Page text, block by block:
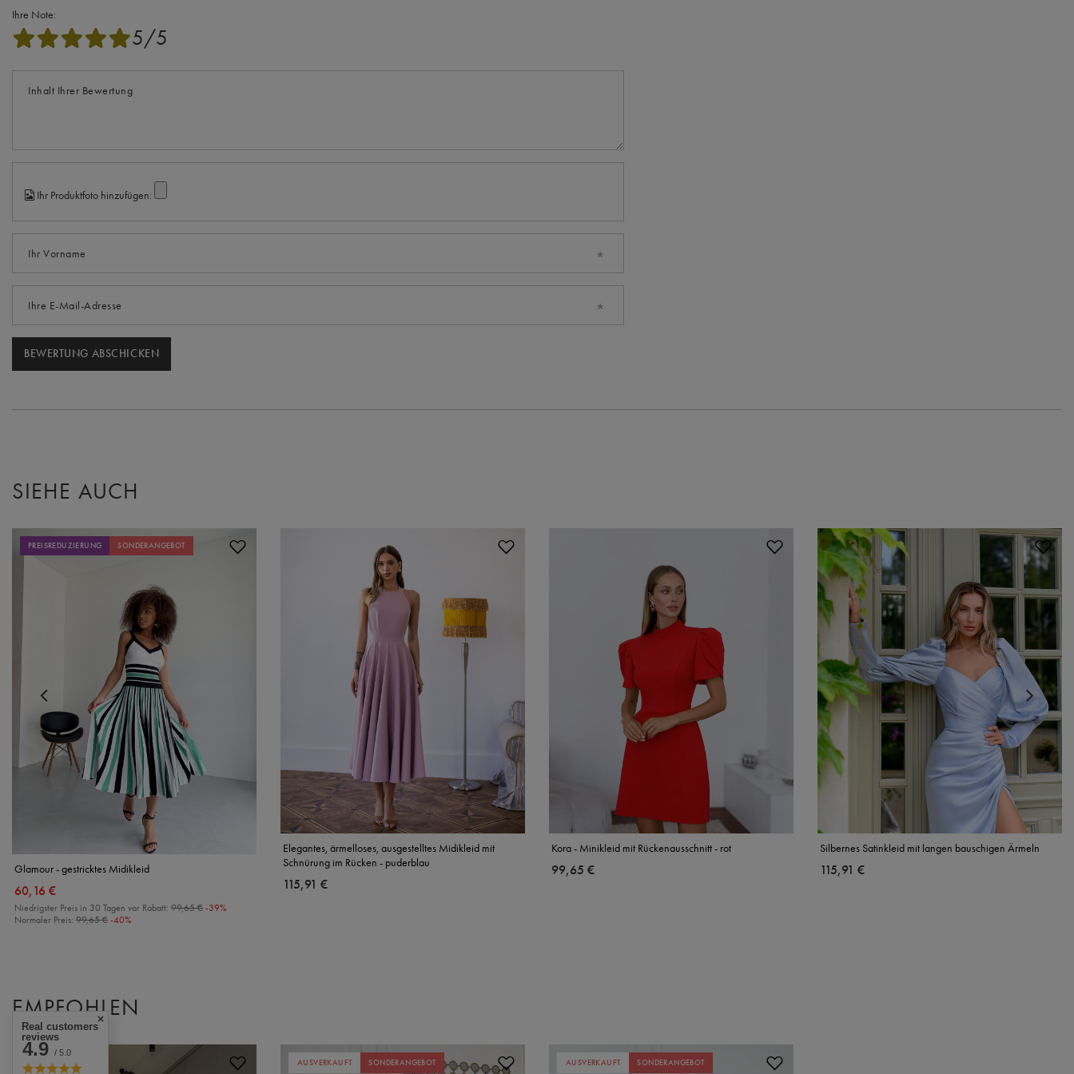
Ihre Note:
5/5
Inhalt Ihrer Bewertung
Ihr Produktfoto hinzufügen:
Ihr Vorname
Ihre E-Mail-Adresse
BEWERTUNG ABSCHICKEN
SIEHE AUCH
PREISREDUZIERUNG SONDERANGEBOT
Glamour - gestricktes Midikleid
60,16 €
Niedrigster Preis in 30 Tagen vor Rabatt: 99,65 € -39%
Normaler Preis: 99,65 € -40%
Elegantes, ärmelloses, ausgestelltes Midikleid mit
Schnürung im Rücken - puderblau
115,91 €
Kora - Minikleid mit Rückenausschnitt - rot
99,65 €
Silbernes Satinkleid mit langen bauschigen Ärmeln
115,91 €
EMPFOHLEN
AUSVERKAUFT SONDERANGEBOT AUSVERKAUFT SONDERANGEBOT
Real customers
reviews
4.9 / 5.0